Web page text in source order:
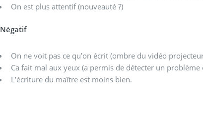
On est plus attentif (nouveauté ?)
Négatif
On ne voit pas ce qu’on écrit (ombre du vidéo
Ca fait mal aux yeux (a permis de détecter un problème
L’écriture du maître est moins bien.